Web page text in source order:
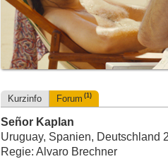
Kurzinfo Forum (1)
Señor Kaplan
Uruguay, Spanien, Deutschland
Regie: Alvaro Brechner